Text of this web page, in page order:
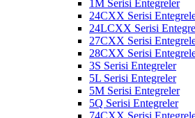
1M Serisi Entegreler
24CXX Serisi
24LCXX Serisi
27CXX Serisi
28CXX Serisi
3S Serisi Entegreler
5L Serisi Entegreler
5M Serisi Entegreler
5Q Serisi Entegreler
74CXX Serisi